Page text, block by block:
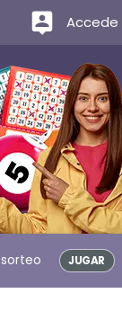
Accede
JUGAR